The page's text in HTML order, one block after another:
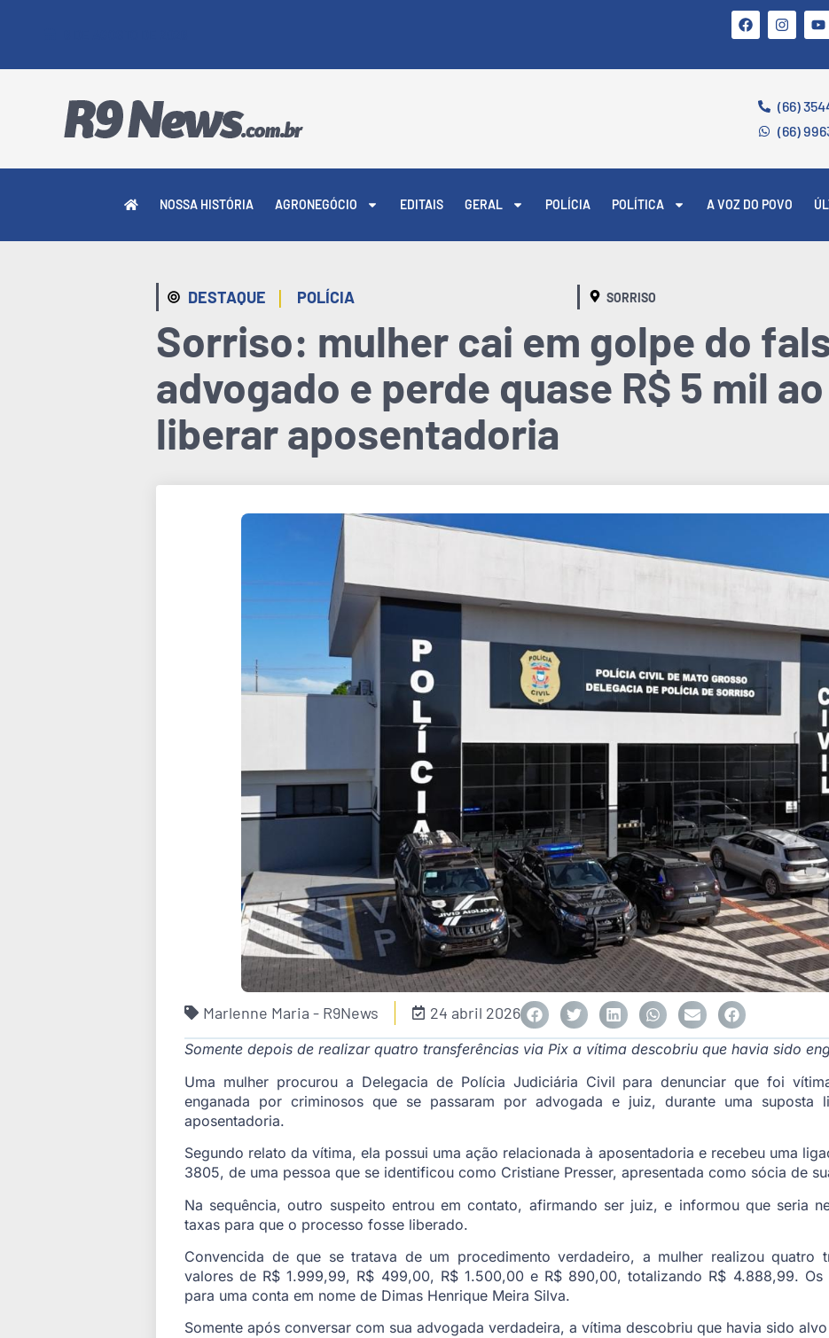
(66)
(66)
NOSSA HISTÓRIA AGRONEGÓCIO EDITAIS GERAL POLÍCIA POLÍTICA A VOZ DO POVO
DESTAQUE | POLÍCIA SORRISO
Sorriso: mulher cai em golpe do
advogado e perde quase R$ 5 mil
liberar aposentadoria
Marlenne Maria - R9News 24 abril 2026
Somente depois de realizar quatro transferências via Pix a vítima descobriu que havia sido
Uma mulher procurou a Delegacia de Polícia Judiciária Civil para denunciar que foi
enganada por criminosos que se passaram por advogada e juiz, durante uma suposta
aposentadoria.
Segundo relato da vítima, ela possui uma ação relacionada à aposentadoria e recebeu uma
3805, de uma pessoa que se identificou como Cristiane Presser, apresentada como sócia de
Na sequência, outro suspeito entrou em contato, afirmando ser juiz, e informou que seria
taxas para que o processo fosse liberado.
Convencida de que se tratava de um procedimento verdadeiro, a mulher realizou quatro
valores de R$ 1.999,99, R$ 499,00, R$ 1.500,00 e R$ 890,00, totalizando R$ 4.888,99.
para uma conta em nome de Dimas Henrique Meira Silva.
Somente após conversar com sua advogada verdadeira, a vítima descobriu que havia sido